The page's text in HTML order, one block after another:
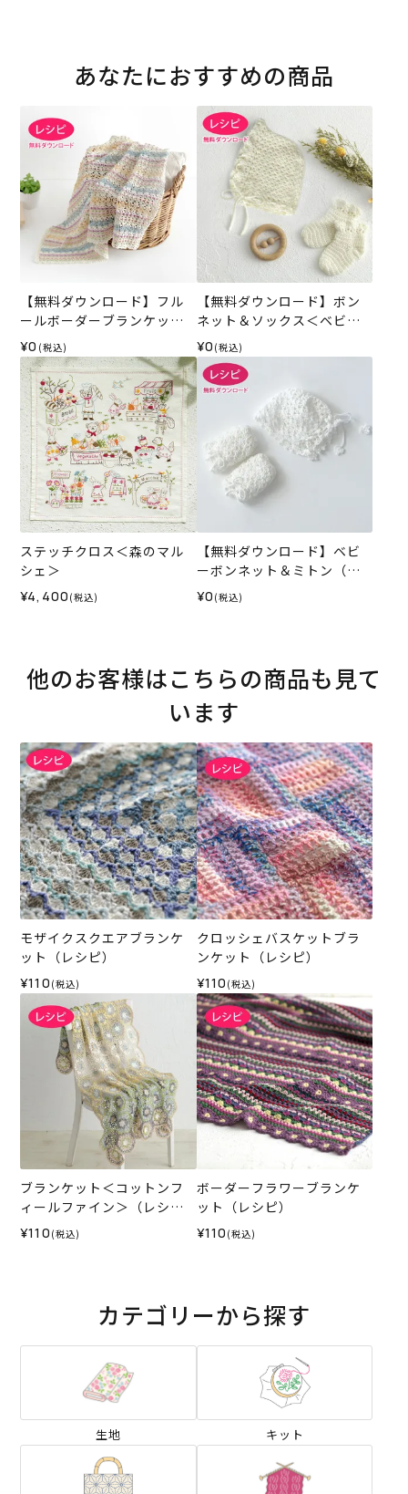
あなたにおすすめの商品
【無料ダウンロード】フル
ールボーダーブランケット
（レシピ）
¥0 (税込)
【無料ダウンロード】ボン
ネット＆ソックス＜ベビー
パレット＞（レシピ）
¥0 (税込)
ステッチクロス＜森のマル
シェ＞
¥4,400 (税込)
【無料ダウンロード】ベビ
ーボンネット＆ミトン（レ
シピ）
¥0 (税込)
他のお客様はこちらの商品も見て
います
モザイクスクエアブランケ
ット（レシピ）
¥110 (税込)
クロッシェバスケットブラ
ンケット（レシピ）
¥110 (税込)
ブランケット＜コットンフ
ィールファイン＞（レシ
ピ）
¥110 (税込)
ボーダーフラワーブランケ
ット（レシピ）
¥110 (税込)
カテゴリーから探す
生地 キット